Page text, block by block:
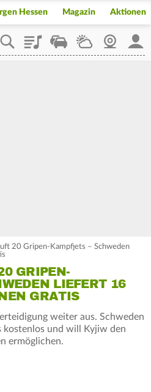
Hessen Magazin Aktionen
PlaylistStaupilotWetterWebcam
20 Gripen-Kampfjets – Schweden
GRIPEN-
LIEFERT 16
GRATIS
weiter aus. Schweden
kostenlos und will Kyjiw den
ermöglichen.